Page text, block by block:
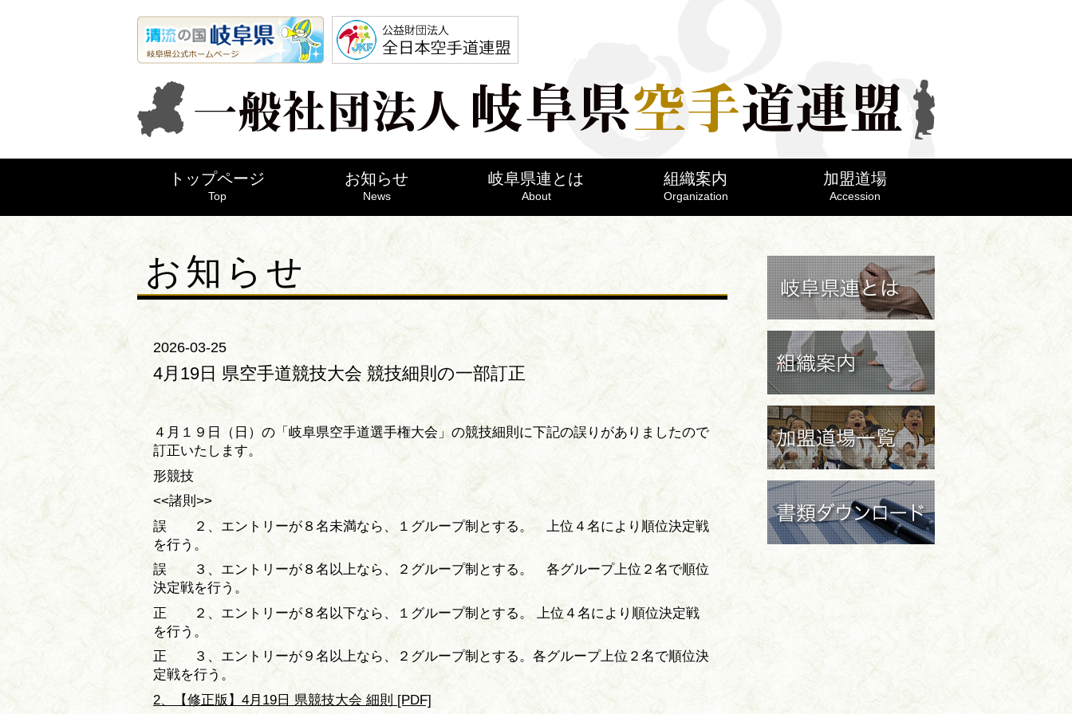
トップページ
Top
お知らせ
News
岐阜県連とは
About
組織案内
Organization
加盟道場
Accession
お知らせ
2026-03-25
4月19日 県空手道競技大会 競技細則の一部訂正
４月１９日（日）の「岐阜県空手道選手権大会」の競技細則に下記の誤りがありましたので
訂正いたします。
形競技
<<諸則>>
誤 ２、エントリーが８名未満なら、１グループ制とする。 上位４名により順位決定戦
を行う。
誤 ３、エントリーが８名以上なら、２グループ制とする。 各グループ上位２名で順位
決定戦を行う。
正 ２、エントリーが８名以下なら、１グループ制とする。 上位４名により順位決定戦
を行う。
正 ３、エントリーが９名以上なら、２グループ制とする。各グループ上位２名で順位決
定戦を行う。
2、【修正版】4月19日 県競技大会 細則 [PDF]